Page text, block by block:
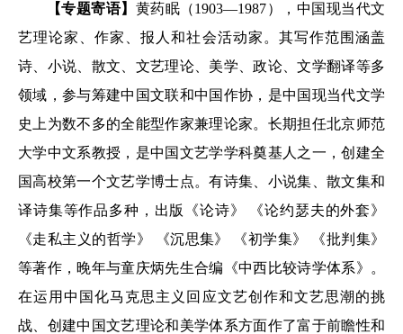
【专题寄语】 黄药眠（1903—1987），中国现当代文
艺理论家、作家、报人和社会活动家。其写作范围涵盖
诗、小说、散文、文艺理论、美学、政论、文学翻译等多
领域，参与筹建中国文联和中国作协，是中国现当代文学
史上为数不多的全能型作家兼理论家。长期担任北京师范
大学中文系教授，是中国文艺学学科奠基人之一，创建全
国高校第一个文艺学博士点。有诗集、小说集、散文集和
译诗集等作品多种，出版《论诗》 《论约瑟夫的外套》
《走私主义的哲学》 《沉思集》 《初学集》 《批判集》
等著作，晚年与童庆炳先生合编《中西比较诗学体系》。
在运用中国化马克思主义回应文艺创作和文艺思潮的挑
战、创建中国文艺理论和美学体系方面作了富于前瞻性和